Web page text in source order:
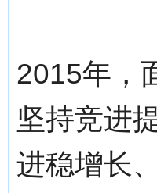
2015年，
坚持竞进
进稳增长